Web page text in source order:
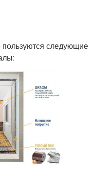
следующие